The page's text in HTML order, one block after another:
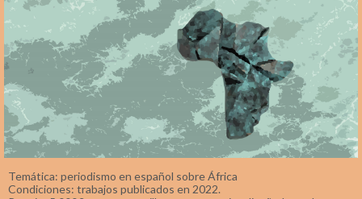
Temática: periodismo en español sobre África
Condiciones: trabajos publicados en 2022.